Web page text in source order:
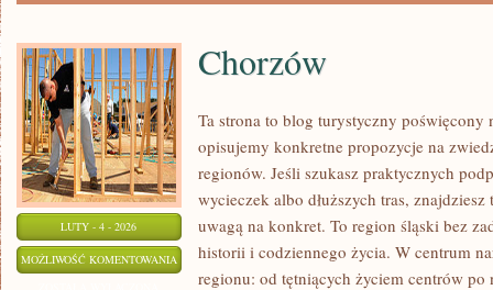
LUTY - 4 - 2026
MOŻLIWOŚĆ KOMENTOWANIA CHORZÓW
Chorzów
Ta strona to blog turystyczny poświęcony
opisujemy konkretne propozycje na
regionów. Jeśli szukasz praktycznych
wycieczek albo dłuższych tras,
uwagą na konkret. To region śląski bez
historii i codziennego życia. W centrum
regionu: od tętniących życiem centrów po